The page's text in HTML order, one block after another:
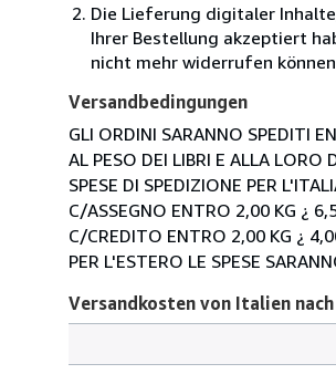
Die Lieferung digitaler
Ihrer Bestellung akzeptiert
nicht mehr widerrufen
Versandbedingungen
GLI ORDINI SARANNO SPEDITI
AL PESO DEI LIBRI E ALLA
SPESE DI SPEDIZIONE PER
C/ASSEGNO ENTRO 2,00 KG ¿
C/CREDITO ENTRO 2,00 KG ¿
PER L'ESTERO LE SPESE
Versandkosten von Italien nach